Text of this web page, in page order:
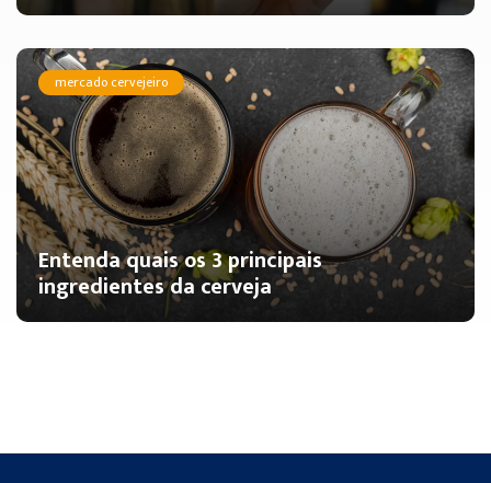
mercado cervejeiro
Entenda quais os 3 principais
ingredientes da cerveja